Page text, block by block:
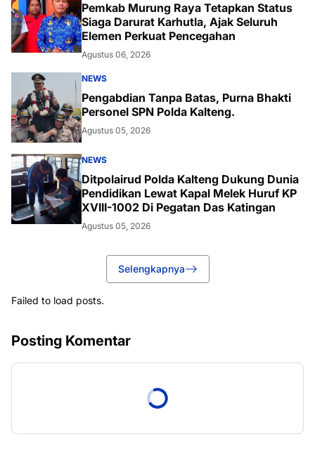
Pemkab Murung Raya Tetapkan Status
Siaga Darurat Karhutla, Ajak Seluruh
Elemen Perkuat Pencegahan
Agustus 06, 2026
NEWS
Pengabdian Tanpa Batas, Purna Bhakti
Personel SPN Polda Kalteng.
Agustus 05, 2026
NEWS
Ditpolairud Polda Kalteng Dukung Dunia
Pendidikan Lewat Kapal Melek Huruf KP
XVIII-1002 Di Pegatan Das Katingan
Agustus 05, 2026
Selengkapnya
Failed to load posts.
Posting Komentar